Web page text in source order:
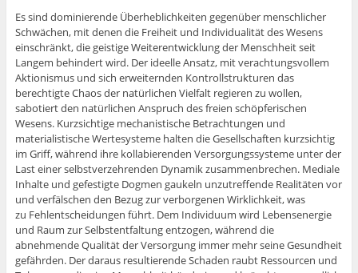
Es sind dominierende Überheblichkeiten gegenüber menschlicher
Schwächen, mit denen die Freiheit und Individualität des Wesens
einschränkt, die geistige Weiterentwicklung der Menschheit seit
Langem behindert wird. Der ideelle Ansatz, mit verachtungsvollem
Aktionismus und sich erweiternden Kontrollstrukturen das
berechtigte Chaos der natürlichen Vielfalt regieren zu wollen,
sabotiert den natürlichen Anspruch des freien schöpferischen
Wesens. Kurzsichtige mechanistische Betrachtungen und
materialistische Wertesysteme halten die Gesellschaften kurzsichtig
im Griff, während ihre kollabierenden Versorgungssysteme unter der
Last einer selbstverzehrenden Dynamik zusammenbrechen. Mediale
Inhalte und gefestigte Dogmen gaukeln unzutreffende Realitäten vor
und verfälschen den Bezug zur verborgenen Wirklichkeit, was
zu Fehlentscheidungen führt. Dem Individuum wird Lebensenergie
und Raum zur Selbstentfaltung entzogen, während die
abnehmende Qualität der Versorgung immer mehr seine Gesundheit
gefährden. Der daraus resultierende Schaden raubt Ressourcen und